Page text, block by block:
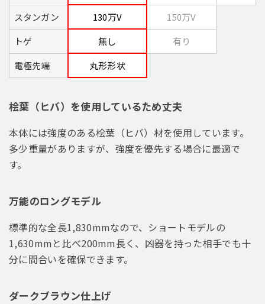
スタンガン
130万V
150万V
トゲ
無し
有り
電極先端
丸形形状
桧葉（ヒバ）を使用しているため丈夫
本体には強度のある桧葉（ヒバ）材を使用しています。
多少重量がありますが、強度を優先する場合に最適で
す。
万能のロングモデル
標準的な全長1,830mmなので、ショートモデルの
1,630mmと比べ200mm長く、凶器を持った相手でも十
分に間合いを確保できます。
ダークブラウン仕上げ